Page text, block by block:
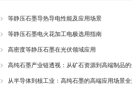
等静压石墨导热导电性能及应用场景
等静压石墨电火花加工电极选用指南
高密度等静压石墨在光伏领域应用
高纯石墨产业链透视：从矿石资源到高端制品
从半导体到核工业：高纯石墨的高端应用场景